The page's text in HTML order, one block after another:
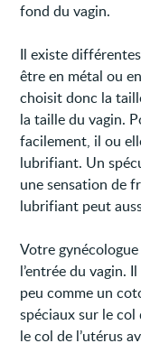
fond du vagin.
Il existe
être en métal ou
choisit donc la
la taille du vagin.
facilement, il ou
lubrifiant. Un
une sensation de
lubrifiant peut
Votre
l’entrée du vagin.
peu comme un
spéciaux sur le col
le col de l’utérus